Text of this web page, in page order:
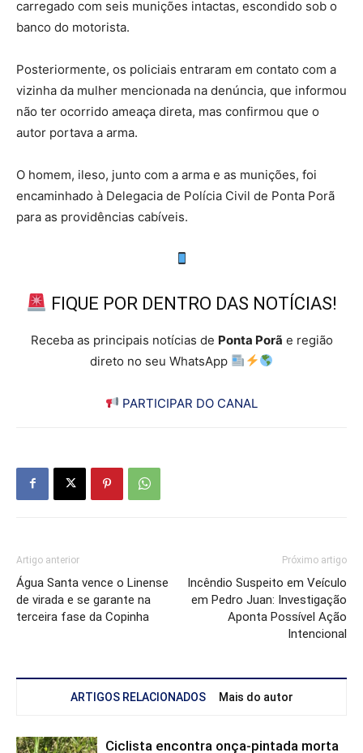
carregado com seis munições intactas, escondido sob o
banco do motorista.
Posteriormente, os policiais entraram em contato com a
vizinha da mulher mencionada na denúncia, que informou
não ter ocorrido ameaça direta, mas confirmou que o
autor portava a arma.
O homem, ileso, junto com a arma e as munições, foi
encaminhado à Delegacia de Polícia Civil de Ponta Porã
para as providências cabíveis.
FIQUE POR DENTRO DAS NOTÍCIAS!
Receba as principais notícias de Ponta Porã e região
direto no seu WhatsApp
PARTICIPAR DO CANAL
Artigo anterior
Água Santa vence o Linense
de virada e se garante na
terceira fase da Copinha
Próximo artigo
Incêndio Suspeito em Veículo
em Pedro Juan: Investigação
Aponta Possível Ação
Intencional
ARTIGOS RELACIONADOS Mais do autor
Ciclista encontra onça-pintada morta